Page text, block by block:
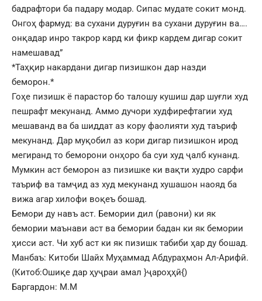
бадрафтори ба падару модар. Сипас мудате сокит монд.
Онгоҳ фармуд: ва сухани дуруғин ва сухани дуруғин ва….
онқадар инро такрор кард ки фикр кардем дигар сокит
намешавад”
*Таҳқир накардани дигар пизишкон дар назди
беморон.*
Гоҳе пизишк ё парастор бо талошу кушиш дар шуғли худ
пешрафт мекунанд. Аммо дучори худфирефтагии худ
мешаванд ва ба шиддат аз кору фаолияти худ таъриф
мекунанд. Дар муқобил аз кори дигар пизишкон ирод
мегиранд то беморони онҳоро ба суи худ ҷалб кунанд.
Мумкин аст беморон аз пизишке ки вақти худро сарфи
таъриф ва тамҷид аз худ мекунанд хушашон наояд ба
вижа агар хилофи воқеъ бошад.
Бемори ду навъ аст. Бемории дил (равони) ки як
бемории маънави аст ва бемории бадан ки як бемории
ҳисси аст. Чи хуб аст ки як пизишк табиби ҳар ду бошад.
Манбаъ: Китоби Шайх Муҳаммад Абдураҳмон Ал-Арифӣ.
(Китоб:Ошиқе дар ҳуҷраи амал }ҷароҳҳӣ{)
Баргардон: М.М